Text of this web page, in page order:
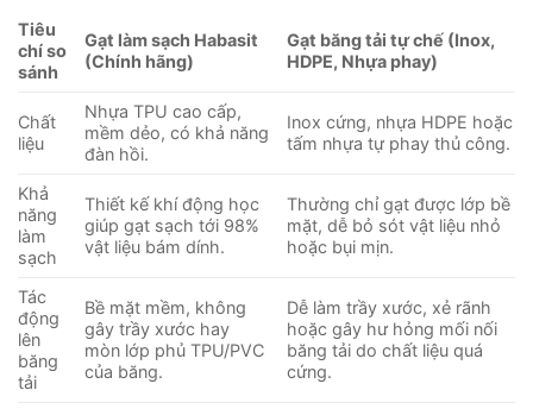
Tiêu
chí so
sánh
Gạt làm sạch Habasit
(Chính hãng)
Gạt băng tải tự chế (Inox,
HDPE, Nhựa phay)
Chất
liệu
Nhựa TPU cao cấp,
mềm dẻo, có khả năng
đàn hồi.
Inox cứng, nhựa HDPE hoặc
tấm nhựa tự phay thủ công.
Khả
năng
làm
sạch
Thiết kế khí động học
giúp gạt sạch tới 98%
vật liệu bám dính.
Thường chỉ gạt được lớp bề
mặt, dễ bỏ sót vật liệu nhỏ
hoặc bụi mịn.
Tác
động
lên
băng
tải
Bề mặt mềm, không
gây trầy xước hay
mòn lớp phủ TPU/PVC
của băng.
Dễ làm trầy xước, xẻ rãnh
hoặc gây hư hỏng mối nối
băng tải do chất liệu quá
cứng.